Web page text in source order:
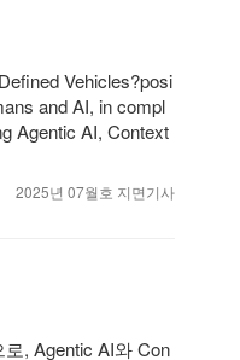
Vehicles?posi
and AI, in compl
Agentic AI, Context
2025년 07월호 지면기사
, Agentic AI와 Con